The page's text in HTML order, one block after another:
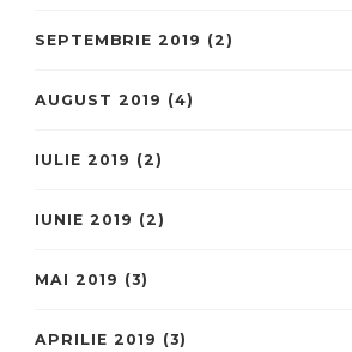
SEPTEMBRIE 2019 (2)
AUGUST 2019 (4)
IULIE 2019 (2)
IUNIE 2019 (2)
MAI 2019 (3)
APRILIE 2019 (3)